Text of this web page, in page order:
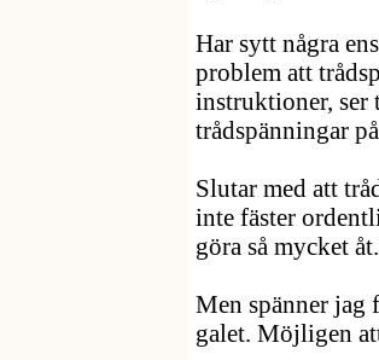
Har sytt några
problem att
instruktioner,
trådspänningar
Slutar med att
inte fäster
göra så mycket åt.
Men spänner jag
galet. Möjligen